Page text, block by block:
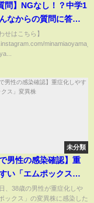
問】NGなし！？中学1
なからの質問に答え
あいさ】
せはこちら】
未分類
男性の感染確認】重
い「エムポックス」
、38歳の男性が重症化しや
ックス」の変異株に感染した